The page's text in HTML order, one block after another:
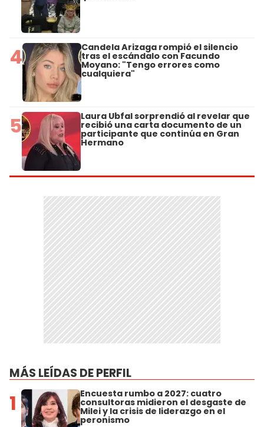
4 Candela Arizaga rompió el silencio
tras el escándalo con Facundo
Moyano: "Tengo errores como
cualquiera"
5 Laura Ubfal sorprendió al revelar que
recibió una carta documento de un
participante que continúa en Gran
Hermano
MÁS LEÍDAS DE PERFIL
1 Encuesta rumbo a 2027: cuatro
consultoras midieron el desgaste de
Milei y la crisis de liderazgo en el
peronismo